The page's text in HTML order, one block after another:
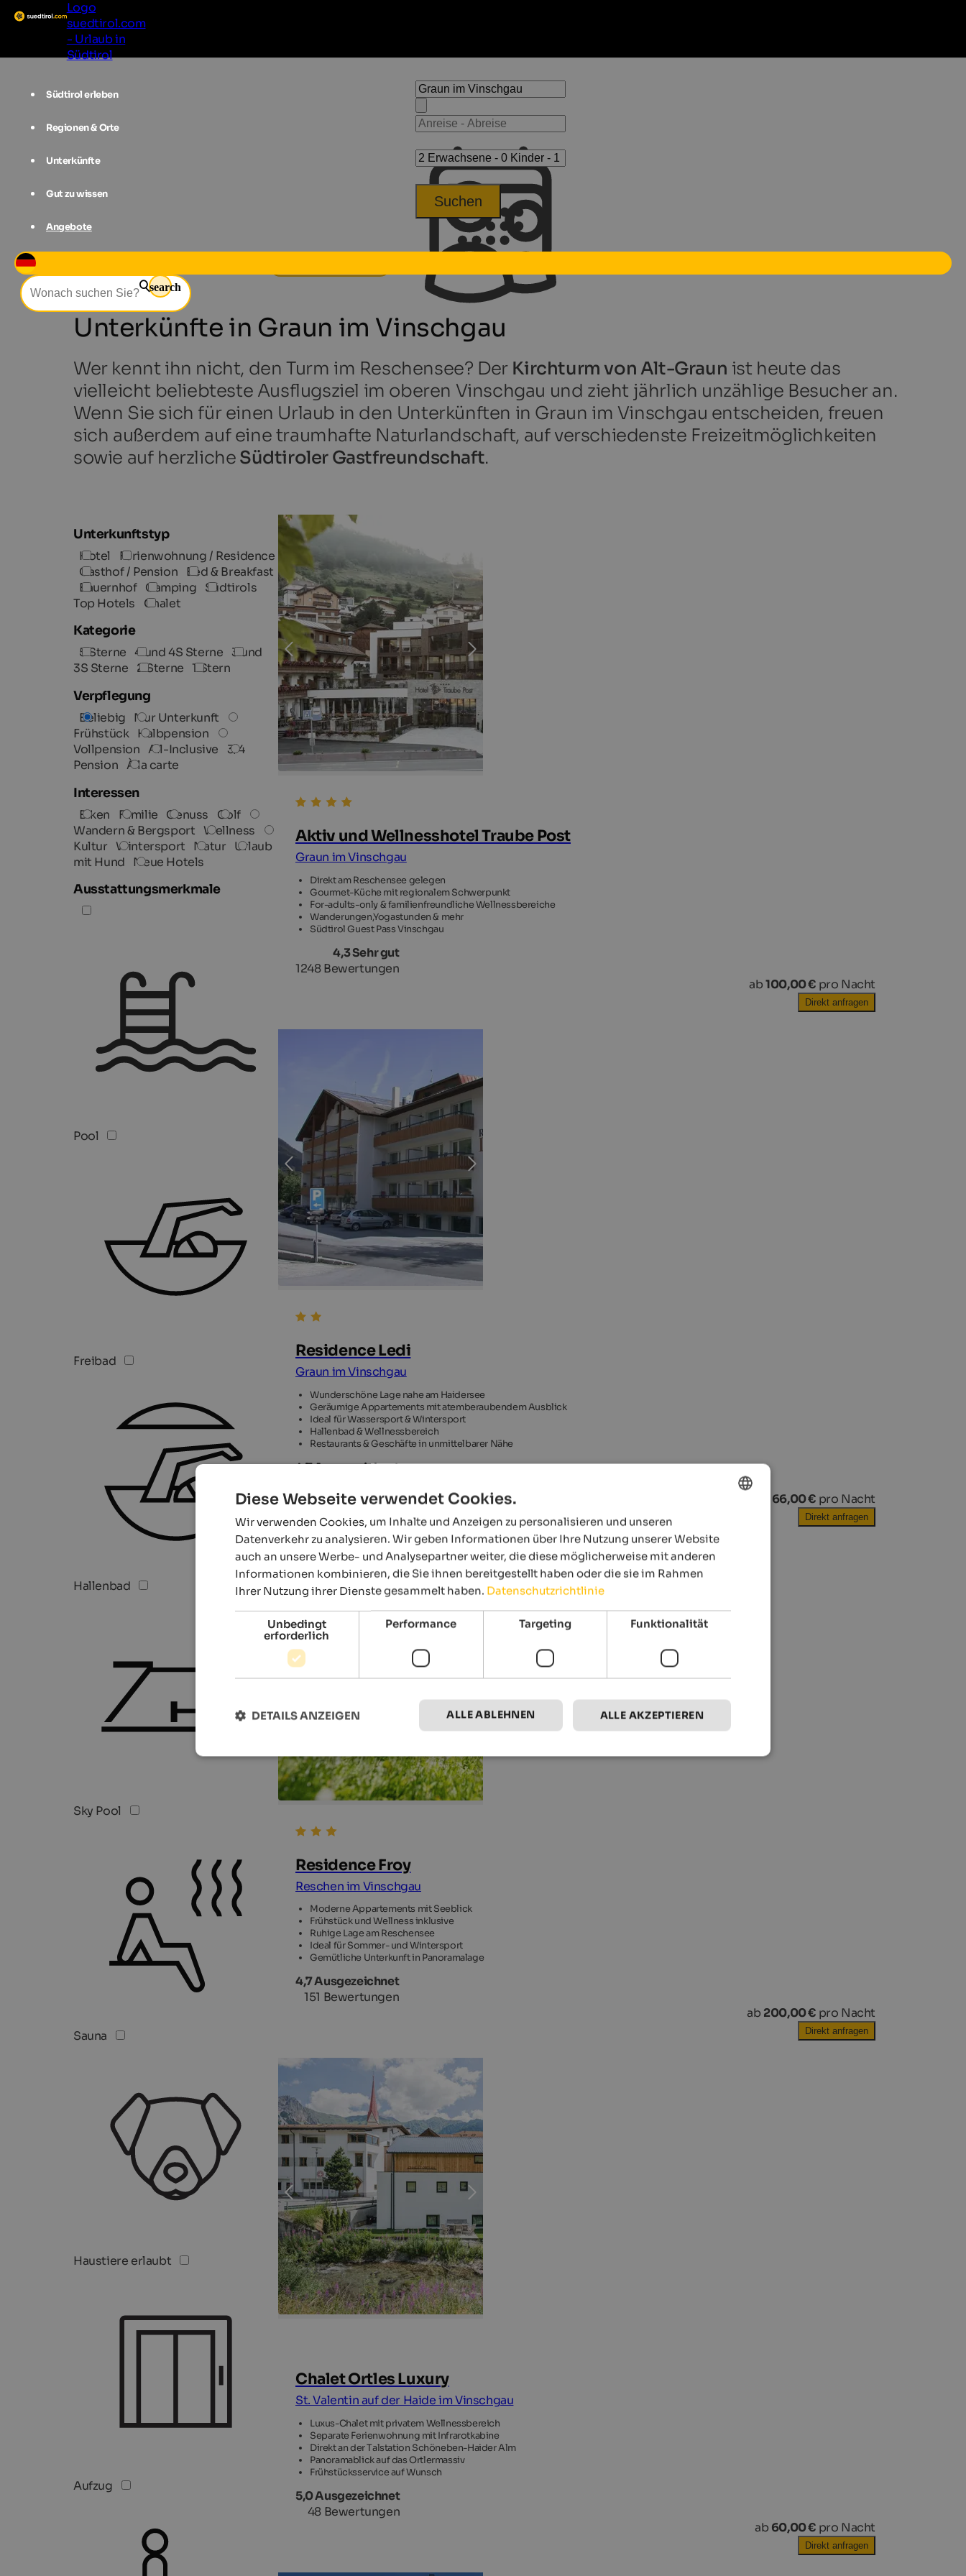
Logo
suedtirol.com
- Urlaub in
Südtirol
Südtirol erleben
Regionen & Orte
Unterkünfte
Gut zu wissen
Angebote
search
Suchen
Unterkünfte in Graun im Vinschgau
Wer kennt ihn nicht, den Turm im Reschensee? Der Kirchturm von Alt-Graun ist heute das
vielleicht beliebteste Ausflugsziel im oberen Vinschgau und zieht jährlich unzählige Besucher an.
Wenn Sie sich für einen Urlaub in den Unterkünften in Graun im Vinschgau entscheiden, freuen
sich außerdem auf eine traumhafte Naturlandschaft, auf verschiedenste Freizeitmöglichkeiten
sowie auf herzlicheSüdtiroler Gastfreundschaft.
Unterkunftstyp
Hotel
Ferienwohnung / Residence
Gasthof / Pension
Bed & Breakfast
Bauernhof Camping
Südtirols
Top Hotels
Chalet
Kategorie
5 Sterne 4 und 4S Sterne
3 und
3S Sterne
2 Sterne 1 Stern
Verpflegung
Beliebig
Nur Unterkunft
Frühstück Halbpension
Vollpension All-Inclusive
3/4
Pension À la carte
Interessen
Biken Familie Genuss
Golf
Wandern & Bergsport Wellness
Kultur Wintersport Natur
Urlaub
mit Hund
Neue Hotels
Ausstattungsmerkmale
Pool
Freibad
Hallenbad
Sky Pool
Sauna
Haustiere erlaubt
Aufzug
Aktiv und Wellnesshotel Traube Post
Graun im Vinschgau
Direkt am Reschensee gelegen
Gourmet-Küche mit regionalem Schwerpunkt
For-adults-only & familienfreundliche Wellnessbereiche
Wanderungen,Yogastunden & mehr
Südtirol Guest Pass Vinschgau
4,3 Sehr gut
1248 Bewertungen
ab100,00 € pro Nacht
Direkt anfragen
Residence Ledi
Graun im Vinschgau
Wunderschöne Lage nahe am Haidersee
Geräumige Appartements mit atemberaubendem Ausblick
Ideal für Wassersport & Wintersport
Hallenbad & Wellnessbereich
Restaurants & Geschäfte in unmittelbarer Nähe
4,7 Ausgezeichnet
66,00 € pro Nacht
Direkt anfragen
Residence Froy
Reschen im Vinschgau
Moderne Appartements mit Seeblick
Frühstück und Wellness inklusive
Ruhige Lage am Reschensee
Ideal für Sommer- und Wintersport
Gemütliche Unterkunft in Panoramalage
4,7 Ausgezeichnet
151 Bewertungen
ab 200,00 € pro Nacht
Direkt anfragen
Chalet Ortles Luxury
St. Valentin auf der Haide im Vinschgau
Luxus-Chalet mit privatem Wellnessbereich
Separate Ferienwohnung mit Infrarotkabine
Direkt an der Talstation Schöneben-Haider Alm
Panoramablick auf das Ortlermassiv
Frühstücksservice auf Wunsch
5,0 Ausgezeichnet
48 Bewertungen
ab 60,00 € pro Nacht
Direkt anfragen
GERMAN
Diese Webseite verwendet Cookies.
Wir verwenden Cookies, um Inhalte und Anzeigen zu personalisieren und unseren
Datenverkehr zu analysieren. Wir geben Informationen über Ihre Nutzung unserer Website
auch an unsere Werbe- und Analysepartner weiter, die diese möglicherweise mit anderen
Informationen kombinieren, die Sie ihnen bereitgestellt haben oder die sie im Rahmen
Ihrer Nutzung ihrer Dienste gesammelt haben. Datenschutzrichtlinie
Unbedingt
erforderlich
Performance Targeting Funktionalität
ALLE AKZEPTIEREN
ALLE ABLEHNEN
DETAILS ANZEIGEN